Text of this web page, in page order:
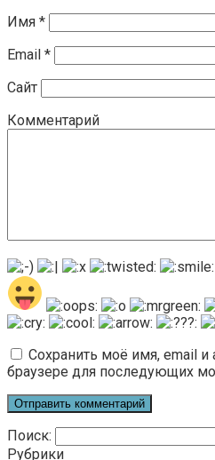
Имя *
Email *
Сайт
Комментарий
Сохранить моё имя, email и
браузере для последующих
Поиск:
Рубрики